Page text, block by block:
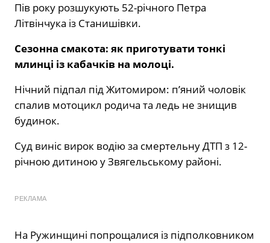
Пів року розшукують 52-річного Петра
Літвінчука із Станишівки.
Сезонна смакота: як приготувати тонкі
млинці із кабачків на молоці.
Нічний підпал під Житомиром: п’яний чоловік
спалив мотоцикл родича та ледь не знищив
будинок.
Суд виніс вирок водію за смертельну ДТП з 12-
річною дитиною у Звягельському районі.
РЕКЛАМА
На Ружинщині попрощалися із підполковником